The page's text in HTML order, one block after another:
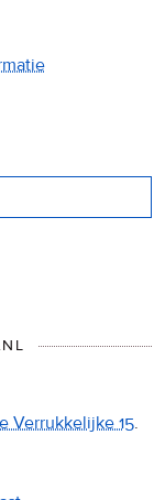
Verrukkelijke 15.